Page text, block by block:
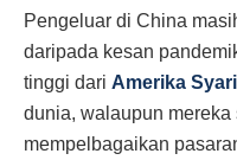
Pengeluar di China
daripada kesan
tinggi dari Amerika
dunia, walaupun
mempelbagaikan